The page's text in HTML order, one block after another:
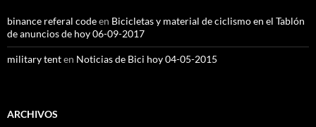
binance referal codeen Bicicletas y material de ciclismo en el Tablón
de anuncios de hoy 06-09-2017
military tenten Noticias de Bici hoy 04-05-2015
ARCHIVOS